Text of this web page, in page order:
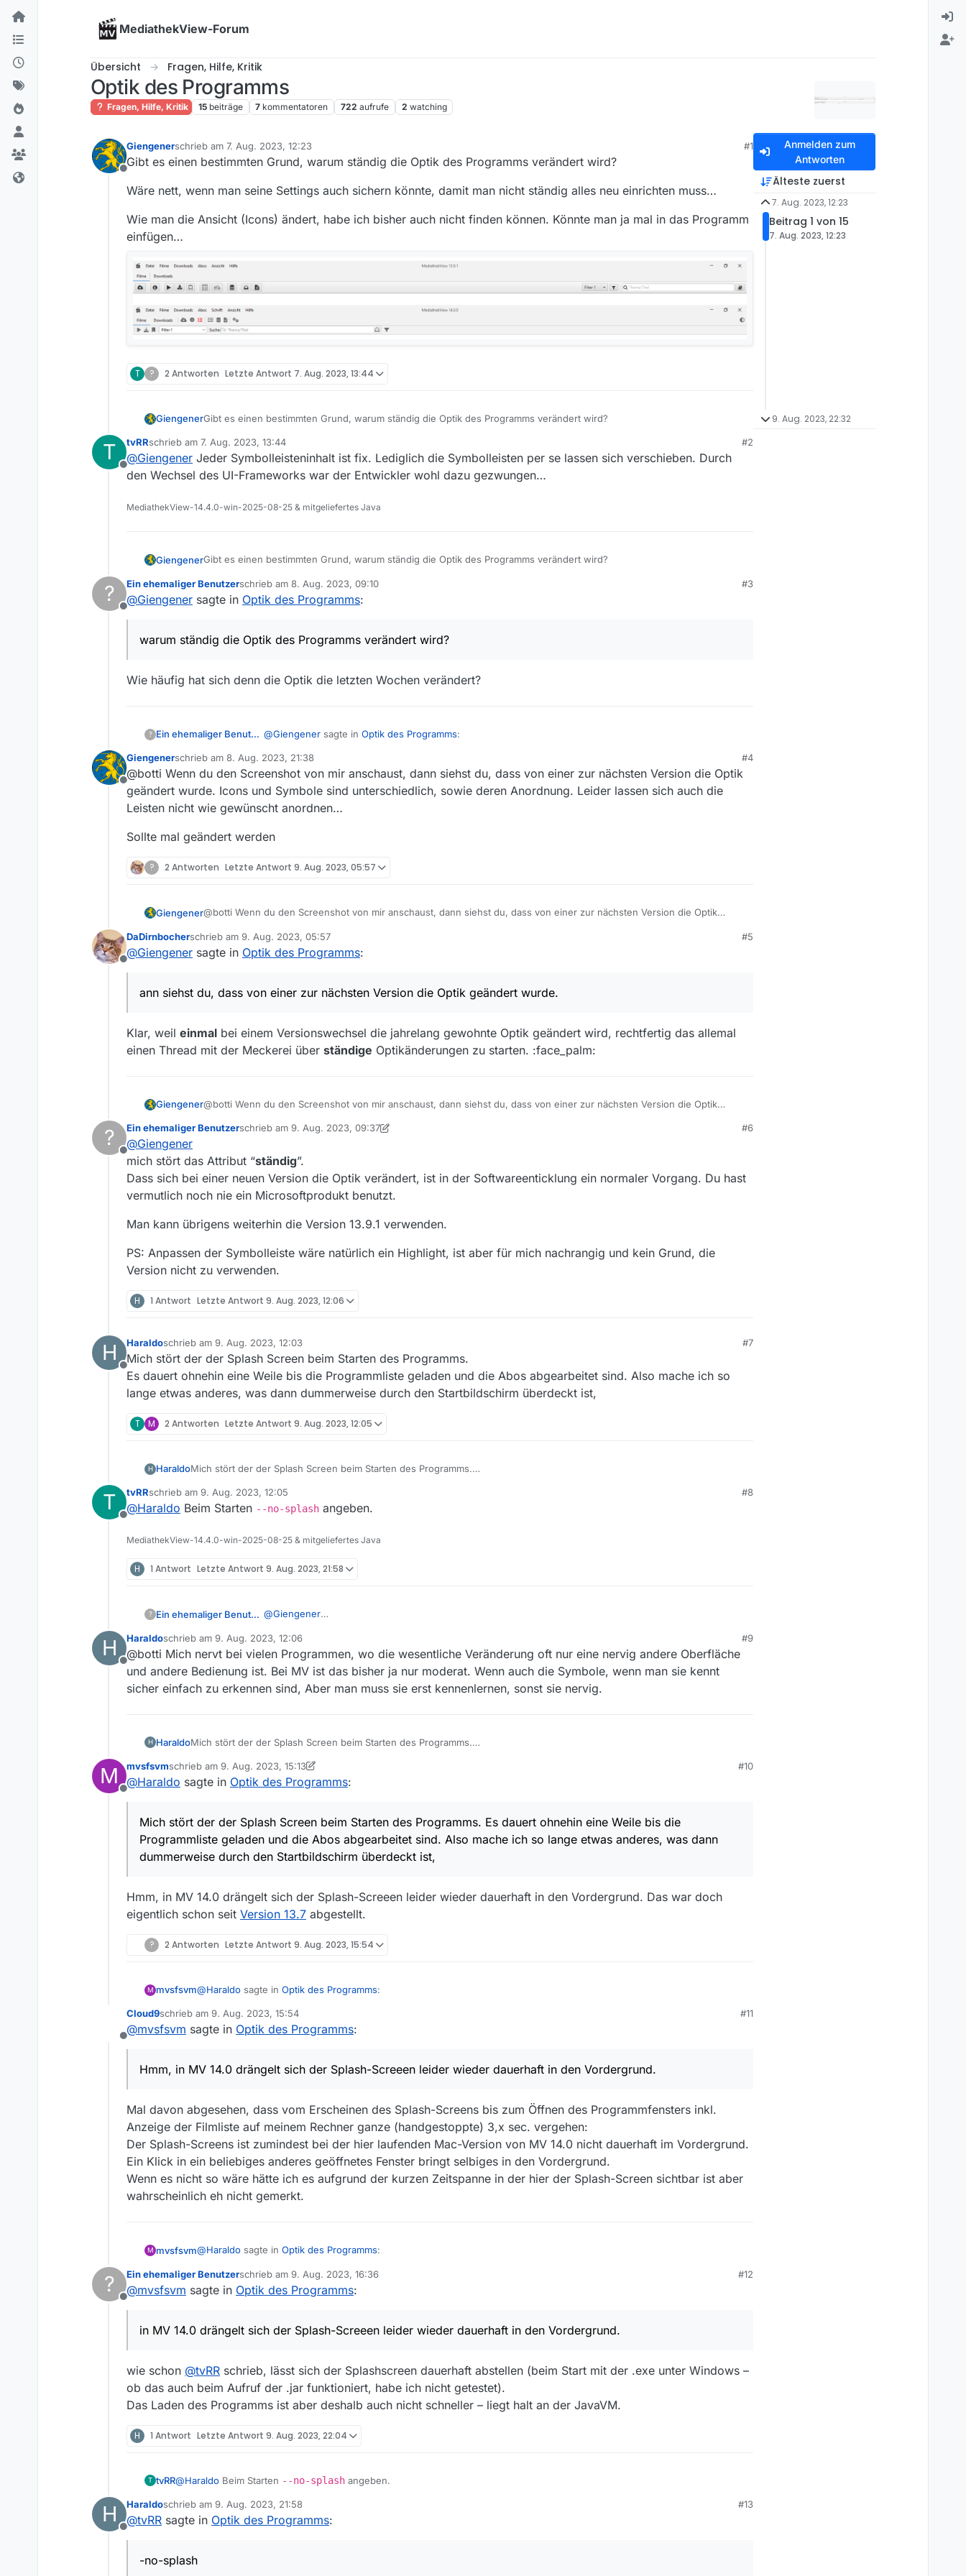
Skip to content
MediathekView-Forum
Übersicht Fragen, Hilfe, Kritik
Optik des Programms
Fragen, Hilfe, Kritik 15 beiträge 7 kommentatoren 722 aufrufe 2 watching
Offline
Giengenerschrieb am 7. Aug. 2023, 12:23
zuletzt editiert von
#1
Gibt es einen bestimmten Grund, warum ständig die Optik des Programms verändert wird?
Wäre nett, wenn man seine Settings auch sichern könnte, damit man nicht ständig alles neu einrichten muss…
Wie man die Ansicht (Icons) ändert, habe ich bisher auch nicht finden können. Könnte man ja mal in das Programm
einfügen…
T ? 2 Antworten Letzte Antwort 7. Aug. 2023, 13:44
GiengenerGibt es einen bestimmten Grund, warum ständig die Optik des Programms verändert wird?
Wäre nett, wenn man seine Settings auch sichern könnte, damit man nicht ständig alles neu einrichten muss…
Wie man die Ansicht (Icons) ändert, habe ich bisher auch nicht finden können. Könnte man ja mal in das Programm
T
Offline
tvRRschrieb am 7. Aug. 2023, 13:44
zuletzt editiert von
#2
@Giengener Jeder Symbolleisteninhalt ist fix. Lediglich die Symbolleisten per se lassen sich verschieben. Durch
den Wechsel des UI-Frameworks war der Entwickler wohl dazu gezwungen…
MediathekView-14.4.0-win-2025-08-25 & mitgeliefertes Java
GiengenerGibt es einen bestimmten Grund, warum ständig die Optik des Programms verändert wird?
Wäre nett, wenn man seine Settings auch sichern könnte, damit man nicht ständig alles neu einrichten muss…
?
Offline
Ein ehemaliger Benutzerschrieb am 8. Aug. 2023, 09:10
zuletzt editiert von
#3
@Giengener sagte in Optik des Programms:
warum ständig die Optik des Programms verändert wird?
Wie häufig hat sich denn die Optik die letzten Wochen verändert?
? Ein ehemaliger Benutzer @Giengener sagte in Optik des Programms:
warum ständig die Optik des Programms verändert wird?
Wie häufig hat sich denn die Optik die letzten Wochen verändert?
Offline
Giengenerschrieb am 8. Aug. 2023, 21:38
zuletzt editiert von
#4
@botti Wenn du den Screenshot von mir anschaust, dann siehst du, dass von einer zur nächsten Version die Optik
geändert wurde. Icons und Symbole sind unterschiedlich, sowie deren Anordnung. Leider lassen sich auch die
Leisten nicht wie gewünscht anordnen…
Sollte mal geändert werden
? 2 Antworten Letzte Antwort 9. Aug. 2023, 05:57
Giengener@botti Wenn du den Screenshot von mir anschaust, dann siehst du, dass von einer zur nächsten Version die Optik
nicht wie gewünscht anordnen…
Sollte mal geändert werden
Offline
DaDirnbocherschrieb am 9. Aug. 2023, 05:57
zuletzt editiert von
#5
@Giengener sagte in Optik des Programms:
ann siehst du, dass von einer zur nächsten Version die Optik geändert wurde.
Klar, weil einmal bei einem Versionswechsel die jahrelang gewohnte Optik geändert wird, rechtfertig das allemal
einen Thread mit der Meckerei über ständige Optikänderungen zu starten. :face_palm:
Giengener@botti Wenn du den Screenshot von mir anschaust, dann siehst du, dass von einer zur nächsten Version die Optik
nicht wie gewünscht anordnen…
Sollte mal geändert werden
?
Offline
Ein ehemaliger Benutzerschrieb am 9. Aug. 2023, 09:37
zuletzt editiert von Ein ehemaliger Benutzer
#6
@Giengener
mich stört das Attribut “ständig”.
Dass sich bei einer neuen Version die Optik verändert, ist in der Softwareenticklung ein normaler Vorgang. Du hast
vermutlich noch nie ein Microsoftprodukt benutzt.
Man kann übrigens weiterhin die Version 13.9.1 verwenden.
PS: Anpassen der Symbolleiste wäre natürlich ein Highlight, ist aber für mich nachrangig und kein Grund, die
Version nicht zu verwenden.
H 1 Antwort Letzte Antwort 9. Aug. 2023, 12:06
H
Offline
Haraldoschrieb am 9. Aug. 2023, 12:03
zuletzt editiert von
#7
Mich stört der der Splash Screen beim Starten des Programms.
Es dauert ohnehin eine Weile bis die Programmliste geladen und die Abos abgearbeitet sind. Also mache ich so
lange etwas anderes, was dann dummerweise durch den Startbildschirm überdeckt ist,
T M 2 Antworten Letzte Antwort 9. Aug. 2023, 12:05
H HaraldoMich stört der der Splash Screen beim Starten des Programms.
anderes, was dann dummerweise durch den Startbildschirm überdeckt ist,
T
Offline
tvRRschrieb am 9. Aug. 2023, 12:05
zuletzt editiert von
#8
@Haraldo Beim Starten --no-splash angeben.
MediathekView-14.4.0-win-2025-08-25 & mitgeliefertes Java
H 1 Antwort Letzte Antwort 9. Aug. 2023, 21:58
? Ein ehemaliger Benutzer @Giengener
Dass sich bei einer neuen Version die Optik verändert, ist in der Softwareenticklung ein normaler Vorgang.
Du hast vermutlich noch nie ein Microsoftprodukt benutzt.
Man kann übrigens weiterhin die Version 13.9.1 verwenden.
PS: Anpassen der Symbolleiste wäre natürlich ein Highlight, ist aber für mich nachrangig und kein Grund,
die Version nicht zu verwenden.
H
Offline
Haraldoschrieb am 9. Aug. 2023, 12:06
zuletzt editiert von
#9
@botti Mich nervt bei vielen Programmen, wo die wesentliche Veränderung oft nur eine nervig andere Oberfläche
und andere Bedienung ist. Bei MV ist das bisher ja nur moderat. Wenn auch die Symbole, wenn man sie kennt
sicher einfach zu erkennen sind, Aber man muss sie erst kennenlernen, sonst sie nervig.
H HaraldoMich stört der der Splash Screen beim Starten des Programms.
anderes, was dann dummerweise durch den Startbildschirm überdeckt ist,
M
Offline
mvsfsvmschrieb am 9. Aug. 2023, 15:13
zuletzt editiert von mvsfsvm 8. Sept. 2023, 17:16
#10
@Haraldo sagte in Optik des Programms:
Mich stört der der Splash Screen beim Starten des Programms. Es dauert ohnehin eine Weile bis die
Programmliste geladen und die Abos abgearbeitet sind. Also mache ich so lange etwas anderes, was dann
dummerweise durch den Startbildschirm überdeckt ist,
Hmm, in MV 14.0 drängelt sich der Splash-Screeen leider wieder dauerhaft in den Vordergrund. Das war doch
eigentlich schon seit Version 13.7 abgestellt.
? 2 Antworten Letzte Antwort 9. Aug. 2023, 15:54
M mvsfsvm@Haraldo sagte in Optik des Programms:
Mich stört der der Splash Screen beim Starten des Programms. Es dauert ohnehin eine Weile bis die Programmliste
schon seitVersion 13.7abgestellt.
Offline
Cloud9schrieb am 9. Aug. 2023, 15:54
zuletzt editiert von
#11
@mvsfsvm sagte in Optik des Programms:
Hmm, in MV 14.0 drängelt sich der Splash-Screeen leider wieder dauerhaft in den Vordergrund.
Mal davon abgesehen, dass vom Erscheinen des Splash-Screens bis zum Öffnen des Programmfensters inkl.
Anzeige der Filmliste auf meinem Rechner ganze (handgestoppte) 3,x sec. vergehen:
Der Splash-Screens ist zumindest bei der hier laufenden Mac-Version von MV 14.0 nicht dauerhaft im Vordergrund.
Ein Klick in ein beliebiges anderes geöffnetes Fenster bringt selbiges in den Vordergrund.
Wenn es nicht so wäre hätte ich es aufgrund der kurzen Zeitspanne in der hier der Splash-Screen sichtbar ist aber
wahrscheinlich eh nicht gemerkt.
M mvsfsvm@Haraldo sagte in Optik des Programms:
Mich stört der der Splash Screen beim Starten des Programms. Es dauert ohnehin eine Weile bis die Programmliste
schon seit Version 13.7abgestellt.
?
Offline
Ein ehemaliger Benutzerschrieb am 9. Aug. 2023, 16:36
zuletzt editiert von
#12
@mvsfsvm sagte in Optik des Programms:
in MV 14.0 drängelt sich der Splash-Screeen leider wieder dauerhaft in den Vordergrund.
wie schon @tvRR schrieb, lässt sich der Splashscreen dauerhaft abstellen (beim Start mit der .exe unter Windows –
ob das auch beim Aufruf der .jar funktioniert, habe ich nicht getestet).
Das Laden des Programms ist aber deshalb auch nicht schneller – liegt halt an der JavaVM.
H 1 Antwort Letzte Antwort 9. Aug. 2023, 22:04
T tvRR@Haraldo Beim Starten --no-splash angeben.
H
Offline
Haraldoschrieb am 9. Aug. 2023, 21:58
zuletzt editiert von
#13
@tvRR sagte in Optik des Programms:
-no-splash
Anmelden zum
Antworten
Älteste zuerst
7. Aug. 2023, 12:23
Beitrag 1 von 15
7. Aug. 2023, 12:23
9. Aug. 2023, 22:32